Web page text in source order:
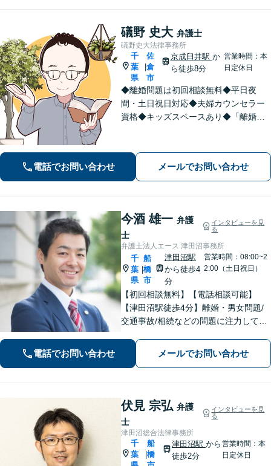
礒野 史大 弁護士
礒野史大法律事務所
千
葉
県
|
佐
倉
市
京成臼井駅 か
ら徒歩8分
営業時間：本
日定休日
◆離婚問題は初回相談無料◆平日夜
間・土日祝日対応◆夫婦カウンセラー
資格◆キッズスペースあり◆「離婚・
たい！」が私の信条。【京成臼井駅か
ら徒歩8分】【専用駐車場】
電話でお問い合わせ メールでお問い合わせ
今酒 雄一 弁護
士
インタビューを見
る
弁護士法人エース 津田沼事務所
千
葉
県
|
船
橋
市
津田沼駅
から徒歩4
分
営業時間：08:00~2
2:00（土日祝日）
【初回相談無料】【電話相談可能】
【津田沼駅徒歩4分】離婚・男女問題/
交通事故/相続などの問題に注力してい
電話でお問い合わせ メールでお問い合わせ
伏見 宗弘 弁護
士
インタビューを見
る
津田沼総合法律事務所
千
葉
|
船
橋
津田沼駅 から
徒歩2分
営業時間：本
日定休日